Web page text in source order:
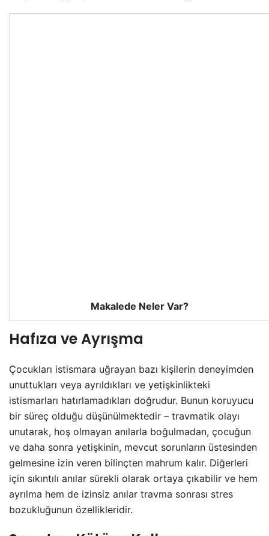
Makalede Neler Var?
Hafıza ve Ayrışma
Çocukları istismara uğrayan bazı kişilerin deneyimden
unuttukları veya ayrıldıkları ve yetişkinlikteki
istismarları hatırlamadıkları doğrudur. Bunun koruyucu
bir süreç olduğu düşünülmektedir – travmatik olayı
unutarak, hoş olmayan anılarla boğulmadan, çocuğun
ve daha sonra yetişkinin, mevcut sorunların üstesinden
gelmesine izin veren bilinçten mahrum kalır. Diğerleri
için sıkıntılı anılar sürekli olarak ortaya çıkabilir ve hem
ayrılma hem de izinsiz anılar travma sonrası stres
bozukluğunun özellikleridir.